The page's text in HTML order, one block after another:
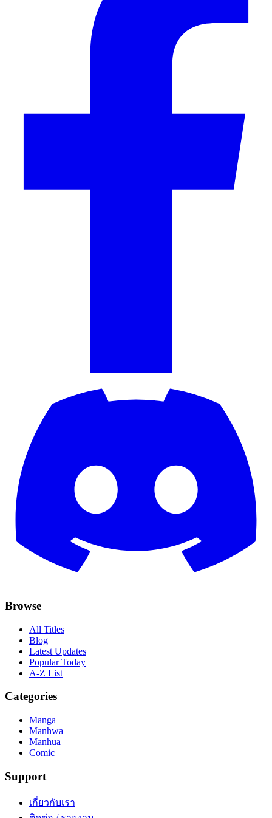
Browse
All Titles
Blog
Latest Updates
Popular Today
A-Z List
Categories
Manga
Manhwa
Manhua
Comic
Support
เกี่ยวกับเรา